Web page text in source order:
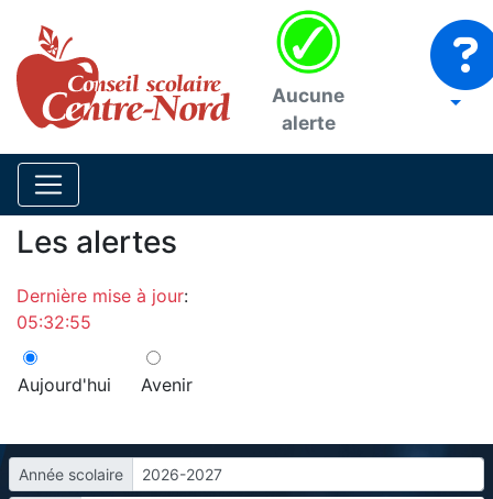
Aucune
alerte
Les alertes
Dernière mise à jour:
05:32:55
Aujourd'hui Avenir
Année scolaire 2026-2027